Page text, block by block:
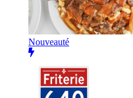
Nouveauté